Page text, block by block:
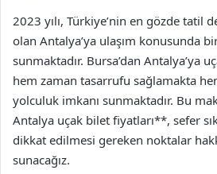
2023 yılı, Türkiye’nin en gözde tatil
olan Antalya’ya ulaşım konusunda
sunmaktadır. Bursa’dan Antalya’ya
hem zaman tasarrufu sağlamakta
yolculuk imkanı sunmaktadır. Bu
Antalya uçak bilet fiyatları**, sefer
dikkat edilmesi gereken noktalar
sunacağız.